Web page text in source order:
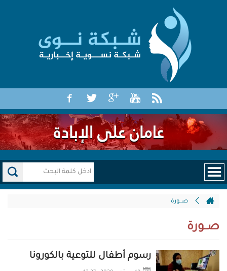
صــورة
صــورة
رسوم أطفال للتوعية بالكورونا